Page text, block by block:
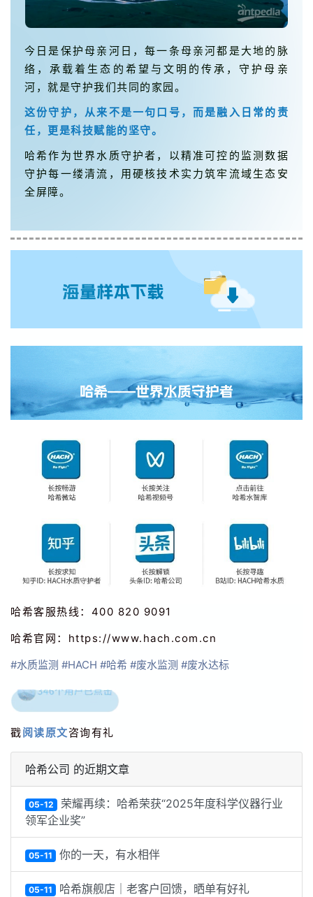
今日是保护母亲河日，每一条母亲河都是大地的脉
络，承载着生态的希望与文明的传承，守护母亲
河，就是守护我们共同的家园。
这份守护，从来不是一句口号，而是融入日常的责
任，更是科技赋能的坚守。
哈希作为世界水质守护者， 以精准可控的监测数据
守护每一缕清流，用硬核技术实力筑牢流域生态安
全屏障。
哈希客服热线：400 820 9091
哈希官网：https://www.hach.com.cn
#水质监测 #HACH #哈希 #废水监测 #废水达标
戳阅读原文咨询有礼
哈希公司 的近期文章
05-12 荣耀再续：哈希荣获“2025年度科学仪器行业
领军企业奖”
05-11 你的一天，有水相伴
05-11 哈希旗舰店｜老客户回馈，晒单有好礼